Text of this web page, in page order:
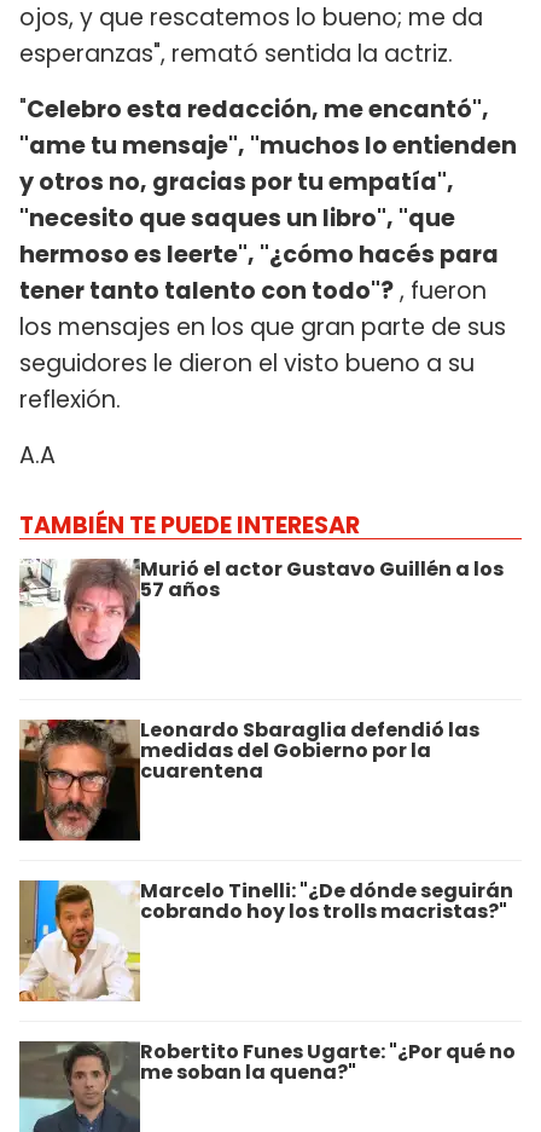
ojos, y que rescatemos lo bueno; me da
esperanzas", remató sentida la actriz.
"Celebro esta redacción, me encantó",
"ame tu mensaje", "muchos lo entienden
y otros no, gracias por tu empatía",
"necesito que saques un libro", "que
hermoso es leerte", "¿cómo hacés para
tener tanto talento con todo"?, fueron
los mensajes en los que gran parte de sus
seguidores le dieron el visto bueno a su
reflexión.
A.A
TAMBIÉN TE PUEDE INTERESAR
Murió el actor Gustavo Guillén a los
57 años
Leonardo Sbaraglia defendió las
medidas del Gobierno por la
cuarentena
Marcelo Tinelli: "¿De dónde seguirán
cobrando hoy los trolls macristas?"
Robertito Funes Ugarte: "¿Por qué no
me soban la quena?"